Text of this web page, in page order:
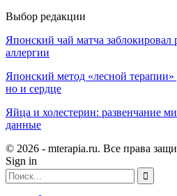
Выбор редакции
Японский чай матча заблокировал
аллергии
Японский метод «лесной
но и сердце
Яйца и холестерин: развенчание
данные
© 2026 - mterapia.ru. Все права
Sign in